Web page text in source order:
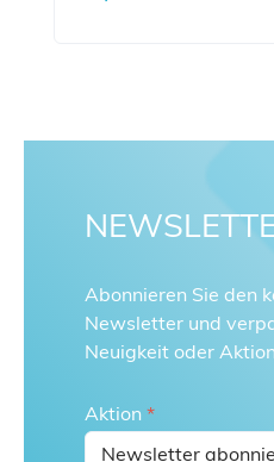
Abonnieren Sie den
Newsletter und
Neuigkeit oder
Aktion *